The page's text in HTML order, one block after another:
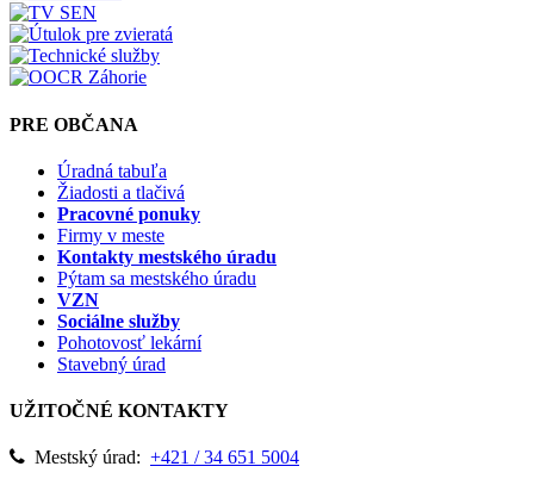
PRE OBČANA
Úradná tabuľa
Žiadosti a tlačivá
Pracovné ponuky
Firmy v meste
Kontakty mestského úradu
Pýtam sa mestského úradu
VZN
Sociálne služby
Pohotovosť lekární
Stavebný úrad
UŽITOČNÉ KONTAKTY
Mestský úrad: +421 / 34 651 5004